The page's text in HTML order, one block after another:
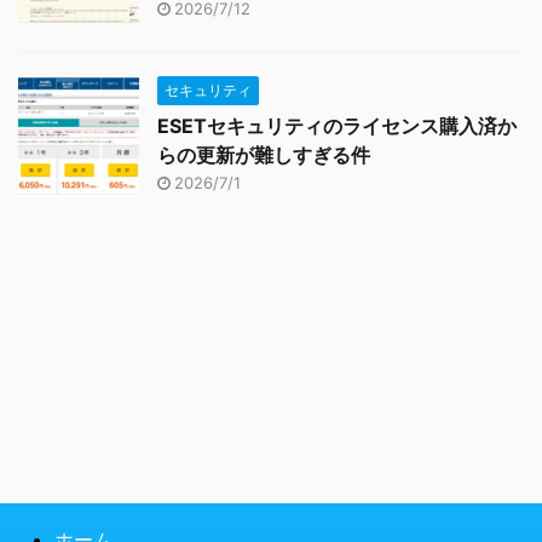
2026/7/12
セキュリティ
ESETセキュリティのライセンス購入済か
らの更新が難しすぎる件
2026/7/1